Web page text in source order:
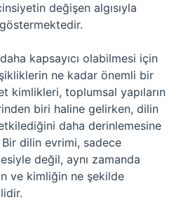
değişen algısıyla
kapsayıcı olabilmesi için
ne kadar önemli bir
kimlikleri, toplumsal yapıların
biri haline gelirken, dilin
daha derinlemesine
dilin evrimi, sadece
değil, aynı zamanda
ve kimliğin ne şekilde